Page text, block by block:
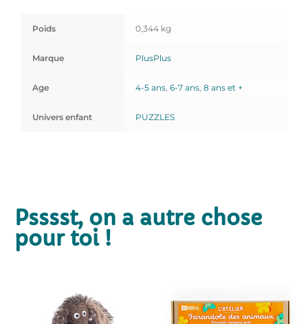
Poids 0,344 kg
Marque PlusPlus
Age 4-5 ans, 6-7 ans, 8 ans et +
Univers enfant PUZZLES
Psssst, on a autre chose
pour toi !